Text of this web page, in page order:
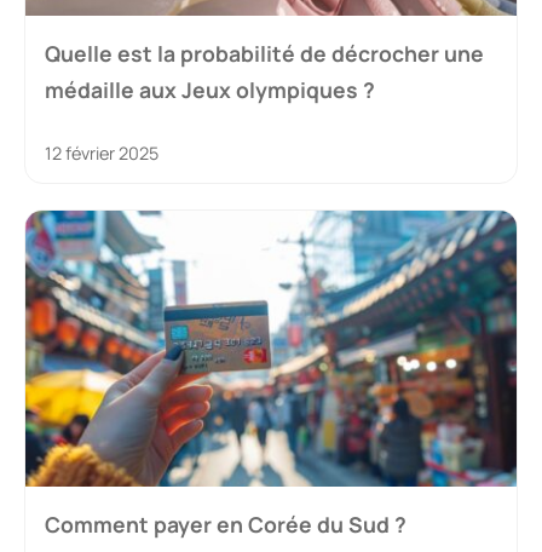
Quelle est la probabilité de décrocher une
médaille aux Jeux olympiques ?
12 février 2025
Comment payer en Corée du Sud ?